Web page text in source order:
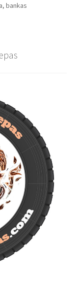
bankas